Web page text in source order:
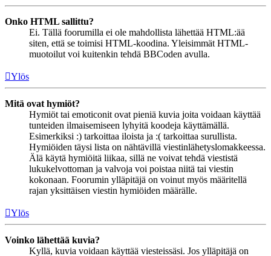
Onko HTML sallittu?
Ei. Tällä foorumilla ei ole mahdollista lähettää HTML:ää
siten, että se toimisi HTML-koodina. Yleisimmät HTML-
muotoilut voi kuitenkin tehdä BBCoden avulla.
Ylös
Mitä ovat hymiöt?
Hymiöt tai emoticonit ovat pieniä kuvia joita voidaan käyttää
tunteiden ilmaisemiseen lyhyitä koodeja käyttämällä.
Esimerkiksi :) tarkoittaa iloista ja :( tarkoittaa surullista.
Hymiöiden täysi lista on nähtävillä viestinlähetyslomakkeessa.
Älä käytä hymiöitä liikaa, sillä ne voivat tehdä viestistä
lukukelvottoman ja valvoja voi poistaa niitä tai viestin
kokonaan. Foorumin ylläpitäjä on voinut myös määritellä
rajan yksittäisen viestin hymiöiden määrälle.
Ylös
Voinko lähettää kuvia?
Kyllä, kuvia voidaan käyttää viesteissäsi. Jos ylläpitäjä on